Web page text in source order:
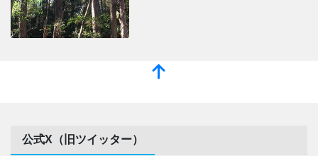
公式X（旧ツイッター）